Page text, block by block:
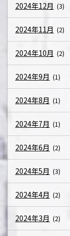
2024年12月 (3)
2024年11月 (2)
2024年10月 (2)
2024年9月 (1)
2024年8月 (1)
2024年7月 (1)
2024年6月 (2)
2024年5月 (3)
2024年4月 (2)
2024年3月 (2)